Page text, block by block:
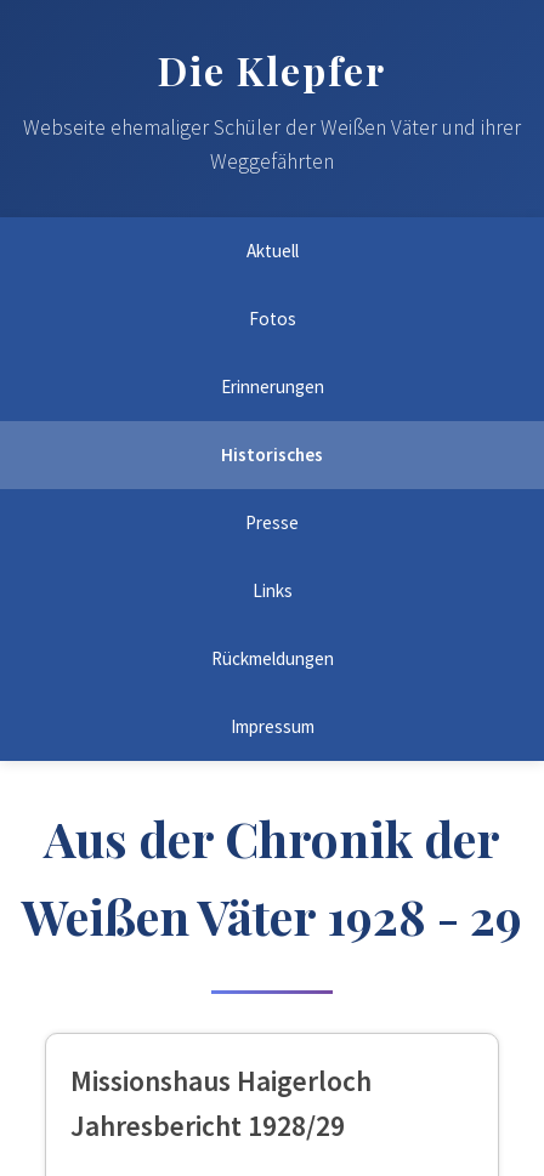
Die Klepfer
Webseite ehemaliger Schüler der Weißen Väter und ihrer
Weggefährten
Aktuell
Fotos
Erinnerungen
Historisches
Presse
Links
Rückmeldungen
Impressum
Aus der Chronik der
Weißen Väter 1928 - 29
Missionshaus Haigerloch
Jahresbericht 1928/29